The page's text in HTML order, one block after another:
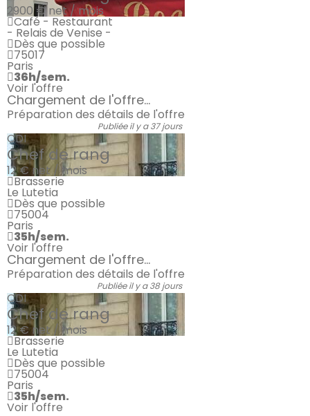
2900 €net / mois
Café - Restaurant
- Relais de Venise -
Dès que possible
75017
Paris
36h/sem.
Voir l'offre
Chargement de l'offre...
Préparation des détails de l'offre
Publiée il y a 37 jours
CDI
Chef de rang
12 €net / mois
Brasserie
Le Lutetia
Dès que possible
75004
Paris
35h/sem.
Voir l'offre
Chargement de l'offre...
Préparation des détails de l'offre
Publiée il y a 38 jours
CDI
Chef de rang
12 €net / mois
Brasserie
Le Lutetia
Dès que possible
75004
Paris
35h/sem.
Voir l'offre